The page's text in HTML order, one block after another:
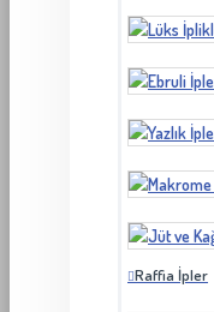
Raffia İpler